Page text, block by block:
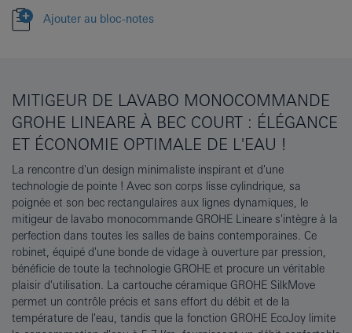
Ajouter au bloc-notes
MITIGEUR DE LAVABO MONOCOMMANDE
GROHE LINEARE À BEC COURT : ÉLÉGANCE
ET ÉCONOMIE OPTIMALE DE L'EAU !
La rencontre d'un design minimaliste inspirant et d'une
technologie de pointe ! Avec son corps lisse cylindrique, sa
poignée et son bec rectangulaires aux lignes dynamiques, le
mitigeur de lavabo monocommande GROHE Lineare s'intègre à la
perfection dans toutes les salles de bains contemporaines. Ce
robinet, équipé d'une bonde de vidage à ouverture par pression,
bénéficie de toute la technologie GROHE et procure un véritable
plaisir d'utilisation. La cartouche céramique GROHE SilkMove
permet un contrôle précis et sans effort du débit et de la
température de l'eau, tandis que la fonction GROHE EcoJoy limite